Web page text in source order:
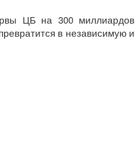
ЦБ на 300 миллиардов
в независимую и